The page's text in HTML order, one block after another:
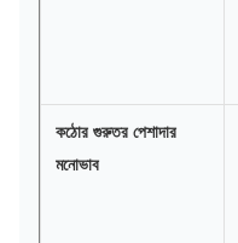
কঠোর গুরুতর পেশাদার
মনোভাব